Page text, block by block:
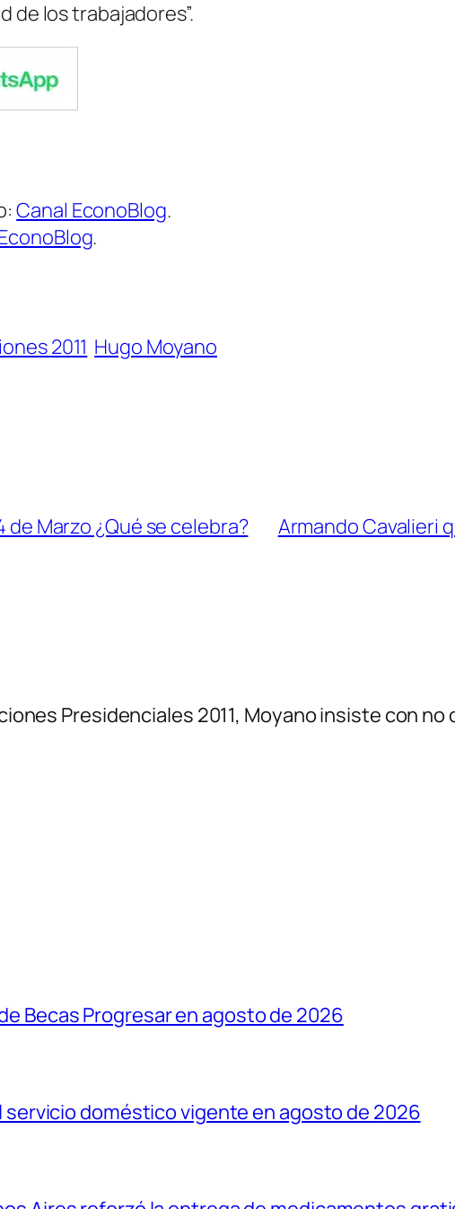
de los trabajadores”.
Canal EconoBlog.
.
2011 Hugo Moyano
de Marzo ¿Qué se celebra? Armando Cavalieri
Presidenciales 2011, Moyano insiste con no
Becas Progresar en agosto de 2026
servicio doméstico vigente en agosto de 2026